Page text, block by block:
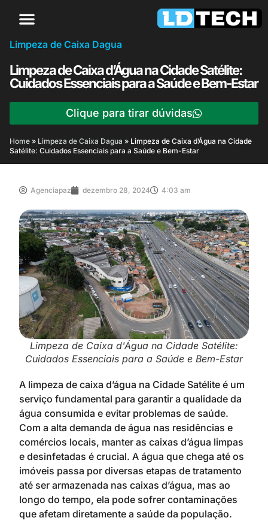
Limpeza de Caixa Dagua
Limpeza de Caixa d’Água na Cidade Satélite:
Cuidados Essenciais para a Saúde e Bem-Estar
Clique para tirar dúvidas
Home » Limpeza de Caixa Dagua » Limpeza de Caixa d’Água na Cidade
Satélite: Cuidados Essenciais para a Saúde e Bem-Estar
Agenciapaz dezembro 28, 2024 4:03 am
Limpeza de Caixa d'Água na Cidade Satélite:
Cuidados Essenciais para a Saúde e Bem-Estar
A limpeza de caixa d’água na Cidade Satélite é um
serviço fundamental para garantir a qualidade da
água consumida e evitar problemas de saúde.
Com a alta demanda de água nas residências e
comércios locais, manter as caixas d’água limpas
e desinfetadas é crucial. A água que chega até os
imóveis passa por diversas etapas de tratamento
até ser armazenada nas caixas d’água, mas ao
longo do tempo, ela pode sofrer contaminações
que afetam diretamente a saúde da população.